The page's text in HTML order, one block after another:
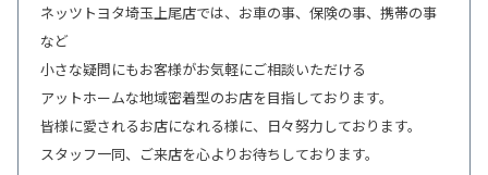
ネッツトヨタ埼玉上尾店では、お車の事、保険の事、携帯の事
など
小さな疑問にもお客様がお気軽にご相談いただける
アットホームな地域密着型のお店を目指しております。
皆様に愛されるお店になれる様に、日々努力しております。
スタッフ一同、ご来店を心よりお待ちしております。